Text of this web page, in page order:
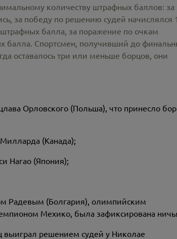
количеству штрафных баллов: за
за победу по решению судей начислялся 1
балла, за поражение по очкам
балла. Спортсмен, получивший до
оставалось три или меньше борцов, они
Орловского (Польша), что принесло
(Канада);
Нагао (Япония);
Радевым (Болгария), олимпийским
Мехико, была зафиксирована
выиграл решением судей у Николае